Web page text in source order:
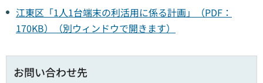
江東区「1人1台端末の利活用に係る計画」（PDF：
170KB）（別ウィンドウで開きます）
お問い合わせ先